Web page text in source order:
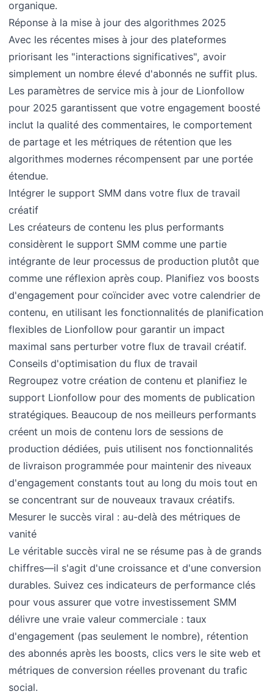
organique.
Réponse à la mise à jour des algorithmes 2025
Avec les récentes mises à jour des plateformes
priorisant les "interactions significatives", avoir
simplement un nombre élevé d'abonnés ne suffit plus.
Les paramètres de service mis à jour de Lionfollow
pour 2025 garantissent que votre engagement boosté
inclut la qualité des commentaires, le comportement
de partage et les métriques de rétention que les
algorithmes modernes récompensent par une portée
étendue.
Intégrer le support SMM dans votre flux de travail
créatif
Les créateurs de contenu les plus performants
considèrent le support SMM comme une partie
intégrante de leur processus de production plutôt que
comme une réflexion après coup. Planifiez vos boosts
d'engagement pour coïncider avec votre calendrier de
contenu, en utilisant les fonctionnalités de planification
flexibles de Lionfollow pour garantir un impact
maximal sans perturber votre flux de travail créatif.
Conseils d'optimisation du flux de travail
Regroupez votre création de contenu et planifiez le
support Lionfollow pour des moments de publication
stratégiques. Beaucoup de nos meilleurs performants
créent un mois de contenu lors de sessions de
production dédiées, puis utilisent nos fonctionnalités
de livraison programmée pour maintenir des niveaux
d'engagement constants tout au long du mois tout en
se concentrant sur de nouveaux travaux créatifs.
Mesurer le succès viral : au-delà des métriques de
vanité
Le véritable succès viral ne se résume pas à de grands
chiffres—il s'agit d'une croissance et d'une conversion
durables. Suivez ces indicateurs de performance clés
pour vous assurer que votre investissement SMM
délivre une vraie valeur commerciale : taux
d'engagement (pas seulement le nombre), rétention
des abonnés après les boosts, clics vers le site web et
métriques de conversion réelles provenant du trafic
social.